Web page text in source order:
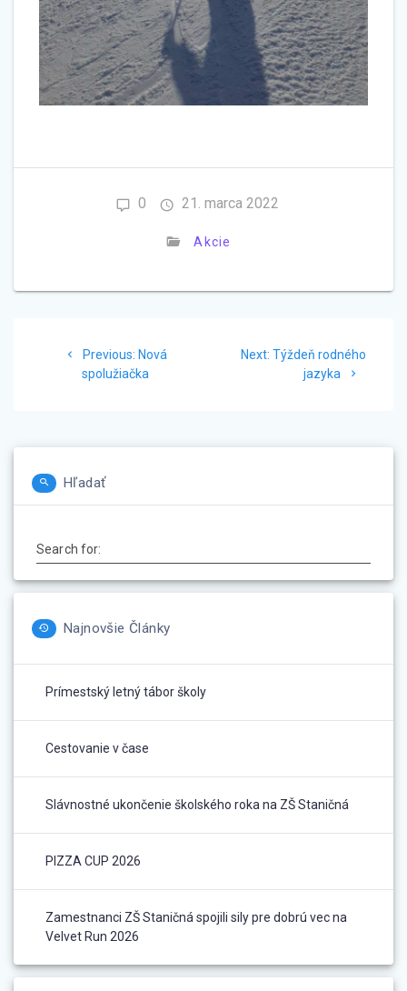
0 21. marca 2022
Akcie
Previous: Previous
post:
Nová
spolužiačka
Next: Next
Týždeň rodného
jazyka
Hľadať
Search for:
Najnovšie Články
Prímestský letný tábor školy
Cestovanie v čase
Slávnostné ukončenie školského roka na ZŠ Staničná
PIZZA CUP 2026
Zamestnanci ZŠ Staničná spojili sily pre dobrú vec na
Velvet Run 2026